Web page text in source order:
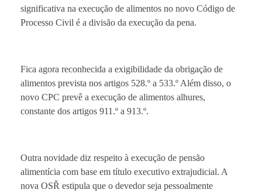
significativa na execução de alimentos no novo Código de
Processo Civil é a divisão da execução da pena.
Fica agora reconhecida a exigibilidade da obrigação de
alimentos prevista nos artigos 528.º a 533.º Além disso, o
novo CPC prevê a execução de alimentos alhures,
constante dos artigos 911.º a 913.º.
Outra novidade diz respeito à execução de pensão
alimentícia com base em título executivo extrajudicial. A
nova OSŘ estipula que o devedor seja pessoalmente